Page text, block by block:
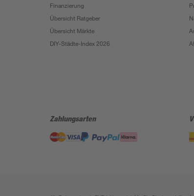
Finanzierung
Übersicht Ratgeber
Übersicht Märkte
DIY-Städte-Index 2026
Zahlungsarten